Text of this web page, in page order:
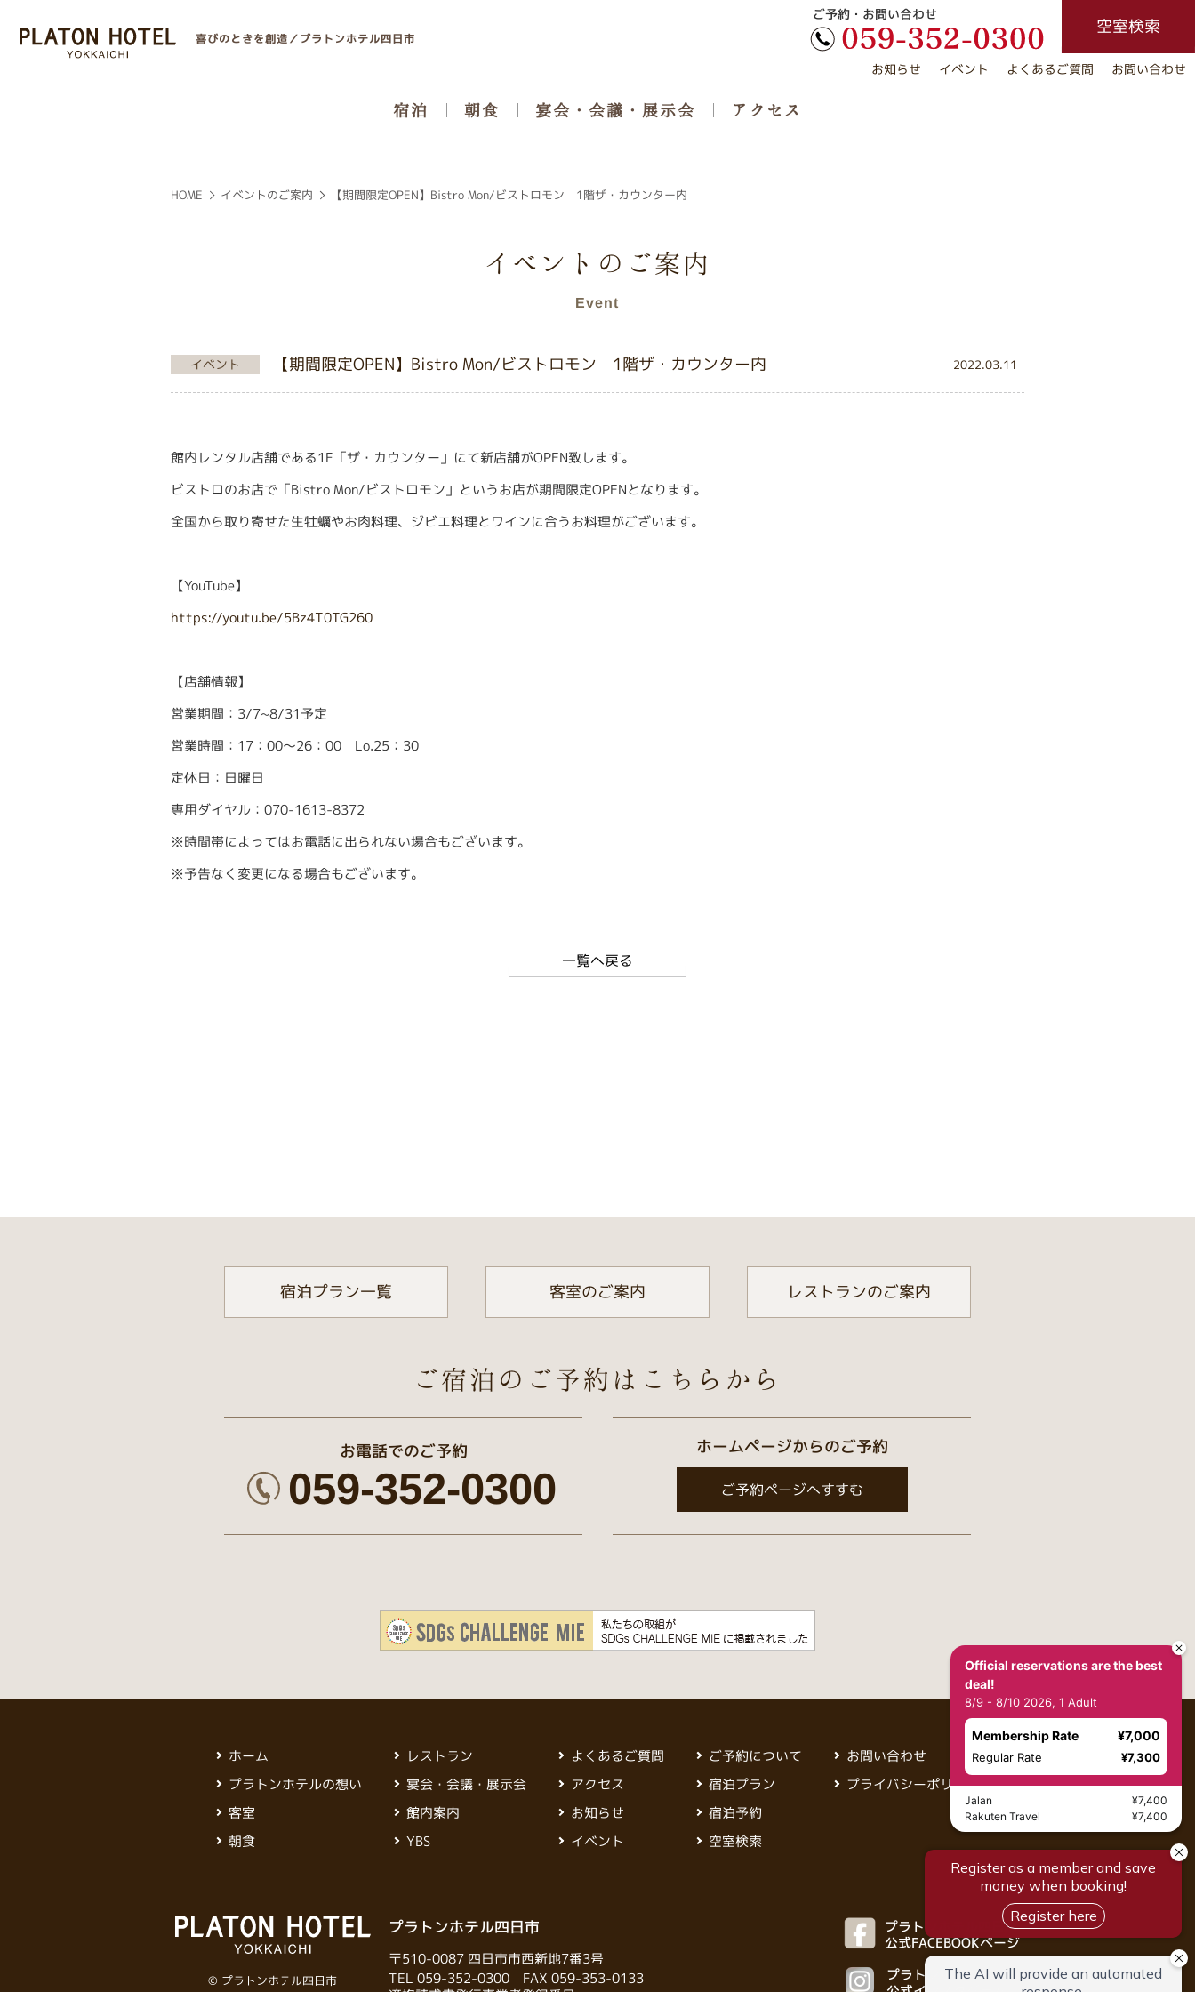
喜びのときを創造／プラトンホテル四日市
お知らせ イベント よくあるご質問 お問い合わせ
ご予約・お問い合わせ
空室検索
宿泊 朝食 宴会・会議・展示会 アクセス
HOME イベントのご案内 【期間限定OPEN】Bistro Mon/ビストロモン 1階ザ・カウンター内
イベントのご案内
Event
イベント 【期間限定OPEN】Bistro Mon/ビストロモン 1階ザ・カウンター内 2022.03.11
館内レンタル店舗である1F「ザ・カウンター」にて新店舗がOPEN致します。
ビストロのお店で「Bistro Mon/ビストロモン」というお店が期間限定OPENとなります。
全国から取り寄せた生牡蠣やお肉料理、ジビエ料理とワインに合うお料理がございます。
【YouTube】
https://youtu.be/5Bz4T0TG260
【店舗情報】
営業期間：3/7~8/31予定
営業時間：17：00～26：00 Lo.25：30
定休日：日曜日
専用ダイヤル：070-1613-8372
※時間帯によってはお電話に出られない場合もございます。
※予告なく変更になる場合もございます。
一覧へ戻る
宿泊プラン一覧 客室のご案内 レストランのご案内
ご宿泊のご予約は こちらから
お電話でのご予約
059-352-0300
ホームページからのご予約
ご予約ページへすすむ
ホーム
プラトンホテルの想い
客室
朝食
レストラン
宴会・会議・展示会
館内案内
YBS
よくあるご質問
アクセス
お知らせ
イベント
ご予約について
宿泊プラン
宿泊予約
空室検索
お問い合わせ
プライバシーポリシー
PRATON HOTERU YOKKAICHI
© プラトンホテル四日市
プラトンホテル四日市
〒510-0087 四日市市西新地7番3号
TEL059-352-0300FAX 059-353-0133
プラトンホテル四日市
公式FACEBOOKページ
プラトンホテル四日市
Official reservations are the best
deal!
8/9 - 8/10 2026, 1 Adult
Membership Rate ¥7,000
Regular Rate ¥7,300
Jalan
¥7,400
Rakuten Travel
¥7,400